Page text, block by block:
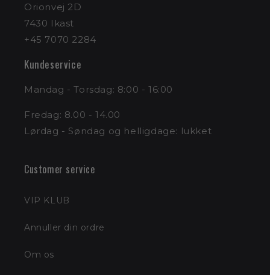
Orionvej 2D
7430 Ikast
+45 7070 2284
Kundeservice
Mandag - Torsdag: 8:00 - 16:00
Fredag: 8.00 - 14.00
Lørdag - Søndag og helligdage: lukket
Customer service
VIP KLUB
Annuller din ordre
Om os